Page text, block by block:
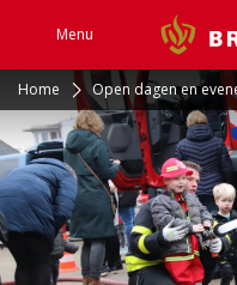
Menu
Home Open dagen en